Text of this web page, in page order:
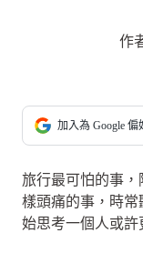
作
加入為 Google 偏
旅行最可怕的事
樣頭痛的事，時常
始思考一個人或許